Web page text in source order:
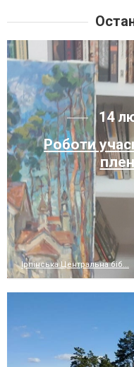
14
Роботи
Ірпінська Центральна біб...